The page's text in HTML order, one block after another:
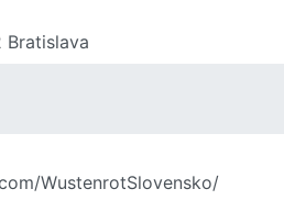
Bratislava
WustenrotSlovensko/